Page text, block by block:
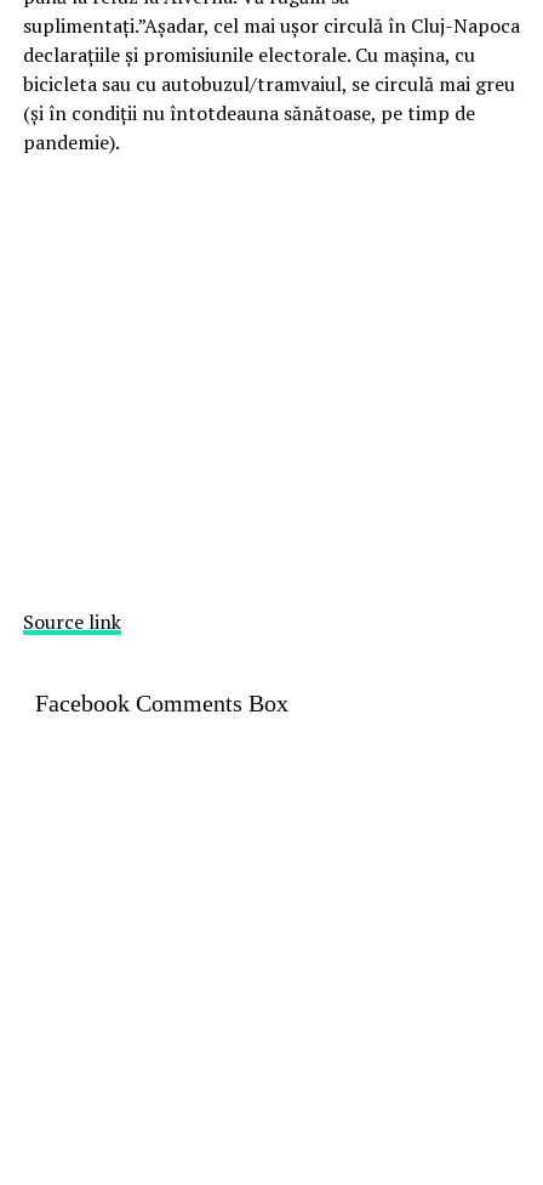
suplimentați.”Așadar, cel mai ușor circulă în Cluj-Napoca
declarațiile și promisiunile electorale. Cu mașina, cu
bicicleta sau cu autobuzul/tramvaiul, se circulă mai greu
(și în condiții nu întotdeauna sănătoase, pe timp de
pandemie).
Source link
Facebook Comments Box